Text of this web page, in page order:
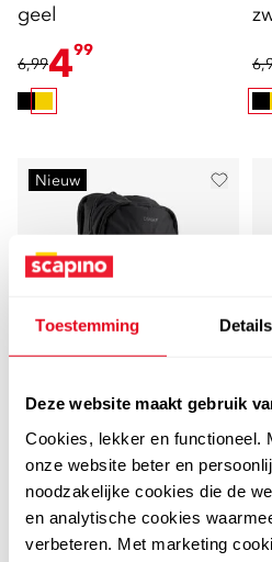
Toestemming Details
Deze website maakt gebruik
Cookies, lekker en functioneel.
onze website beter en
noodzakelijke cookies die de
en analytische cookies
verbeteren. Met marketing
geel
6,99499
Nieuw
Osaga
Osaga multifunctionele
padelrugzak zwart
29,992499